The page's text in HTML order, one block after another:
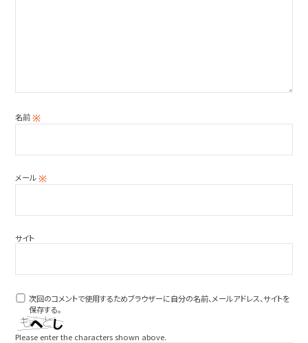
名前※
メール※
サイト
次回のコメントで使用するためブラウザーに自分の名前、メールアドレス、サイトを
保存する。
Please enter the characters shown above.